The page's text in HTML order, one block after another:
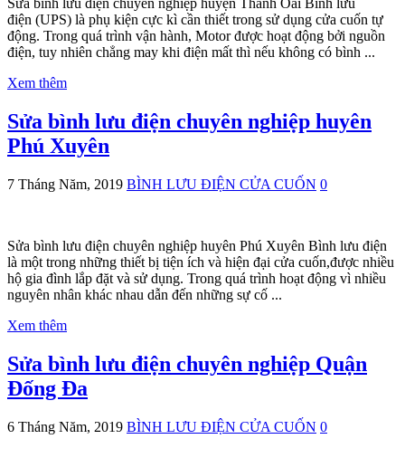
Sửa bình lưu điện chuyên nghiệp huyện Thanh Oai Bình lưu
điện (UPS) là phụ kiện cực kì cần thiết trong sử dụng cửa cuốn tự
động. Trong quá trình vận hành, Motor được hoạt động bởi nguồn
điện, tuy nhiên chẳng may khi điện mất thì nếu không có bình ...
Xem thêm
Sửa bình lưu điện chuyên nghiệp huyên
Phú Xuyên
7 Tháng Năm, 2019 BÌNH LƯU ĐIỆN CỬA CUỐN 0
Sửa bình lưu điện chuyên nghiệp huyên Phú Xuyên Bình lưu điện
là một trong những thiết bị tiện ích và hiện đại cửa cuốn,được nhiều
hộ gia đình lắp đặt và sử dụng. Trong quá trình hoạt động vì nhiều
nguyên nhân khác nhau dẫn đến những sự cố ...
Xem thêm
Sửa bình lưu điện chuyên nghiệp Quận
Đống Đa
6 Tháng Năm, 2019 BÌNH LƯU ĐIỆN CỬA CUỐN 0